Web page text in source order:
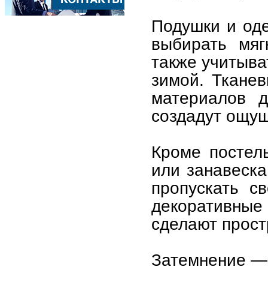
Подушки и
выбирать
также
зимой.
материалов
создадут
Кроме
или
пропускать
сделают
Затемнение —